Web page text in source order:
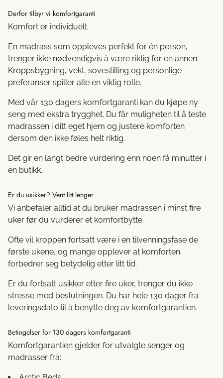
Derfor tilbyr vi komfortgaranti
Komfort er individuelt.
En madrass som oppleves perfekt for én person,
trenger ikke nødvendigvis å være riktig for en annen.
Kroppsbygning, vekt, sovestilling og personlige
preferanser spiller alle en viktig rolle.
Med vår 130 dagers komfortgaranti kan du kjøpe ny
seng med ekstra trygghet. Du får muligheten til å teste
madrassen i ditt eget hjem og justere komforten
dersom den ikke føles helt riktig.
Det gir en langt bedre vurdering enn noen få minutter i
en butikk.
Er du usikker? Vent litt lenger
Vi anbefaler alltid at du bruker madrassen i minst fire
uker før du vurderer et komfortbytte.
Ofte vil kroppen fortsatt være i en tilvenningsfase de
første ukene, og mange opplever at komforten
forbedrer seg betydelig etter litt tid.
Er du fortsatt usikker etter fire uker, trenger du ikke
stresse med beslutningen. Du har hele 130 dager fra
leveringsdato til å benytte deg av komfortgarantien.
Betingelser for 130 dagers komfortgaranti
Komfortgarantien gjelder for utvalgte senger og
madrasser fra: